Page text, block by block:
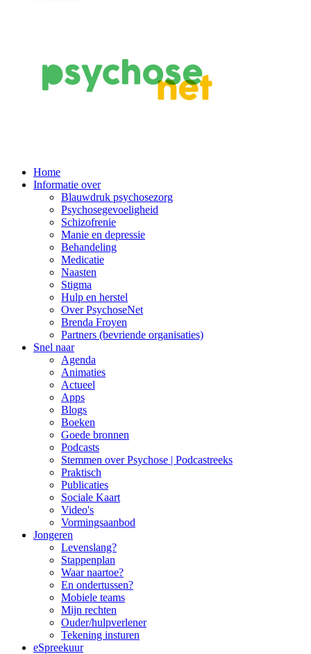
Main
Navigation
Home
Informatie over
Blauwdruk psychosezorg
Psychosegevoeligheid
Schizofrenie
Manie en depressie
Behandeling
Medicatie
Naasten
Stigma
Hulp en herstel
Over PsychoseNet
Brenda Froyen
Partners (bevriende organisaties)
Snel naar
Agenda
Animaties
Actueel
Apps
Blogs
Boeken
Goede bronnen
Podcasts
Stemmen over Psychose | Podcastreeks
Praktisch
Publicaties
Sociale Kaart
Video's
Vormingsaanbod
Jongeren
Levenslang?
Stappenplan
Waar naartoe?
En ondertussen?
Mobiele teams
Mijn rechten
Ouder/hulpverlener
Tekening insturen
eSpreekuur